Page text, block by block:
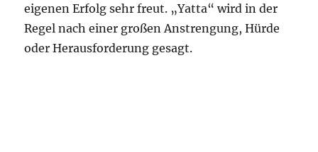
eigenen Erfolg sehr freut. „Yatta“ wird in der
Regel nach einer großen Anstrengung, Hürde
oder Herausforderung gesagt.